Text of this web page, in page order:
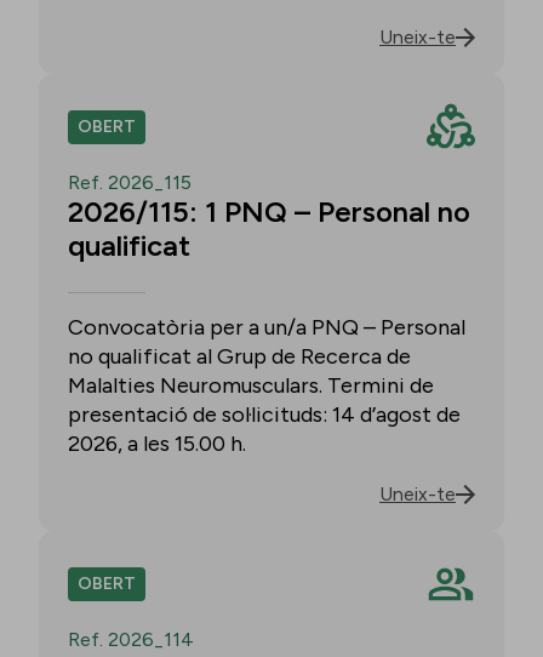
Uneix-te
OBERT
Ref. 2026_115
2026/115: 1 PNQ – Personal no
qualificat
Convocatòria per a un/a PNQ – Personal
no qualificat al Grup de Recerca de
Malalties Neuromusculars. Termini de
presentació de sol·licituds: 14 d’agost de
2026, a les 15.00 h.
Uneix-te
OBERT
Ref. 2026_114